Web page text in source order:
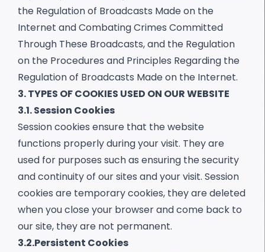
the Regulation of Broadcasts Made on the
Internet and Combating Crimes Committed
Through These Broadcasts, and the Regulation
on the Procedures and Principles Regarding the
Regulation of Broadcasts Made on the Internet.
3. TYPES OF COOKIES USED ON OUR WEBSITE
3.1. Session Cookies
Session cookies ensure that the website
functions properly during your visit. They are
used for purposes such as ensuring the security
and continuity of our sites and your visit. Session
cookies are temporary cookies, they are deleted
when you close your browser and come back to
our site, they are not permanent.
3.2.Persistent Cookies